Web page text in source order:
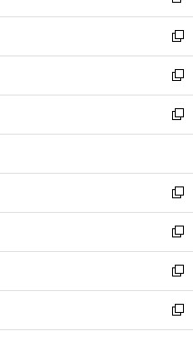
開
く
ウ
で
開
く
ン
ド
ウ
で
開
く
ウ
ィ
ン
ド
ウ
で
開
し
い
ウ
ィ
ン
ド
ウ
開
く
新
し
い
ウ
ィ
ン
ウ
で
開
く
新
し
い
ウ
ン
ド
ウ
で
開
く
新
し
ウ
ィ
ン
ド
ウ
で
開
く
新
し
い
ウ
ィ
ン
ド
ウ
新
し
い
ウ
ィ
ン
新
し
い
ウ
新
し